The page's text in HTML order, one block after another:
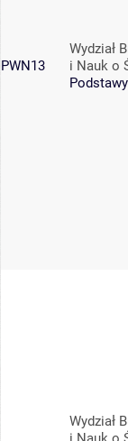
PWN13
Wydział
i Nauk o
Wydział